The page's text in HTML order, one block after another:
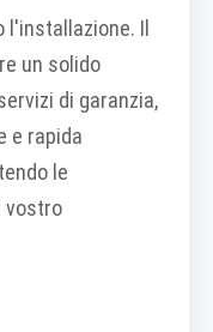
l'installazione. Il
un solido
di garanzia,
e rapida
le
vostro